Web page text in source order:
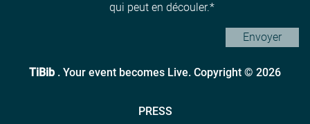
qui peut en découler.
Envoyer
TiBib . Your event becomes Live. Copyright © 2026
PRESS